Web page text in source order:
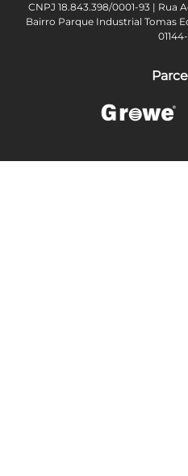
CNPJ 18.843.398/0001-93 | Rua
Bairro Parque Industrial Tomas